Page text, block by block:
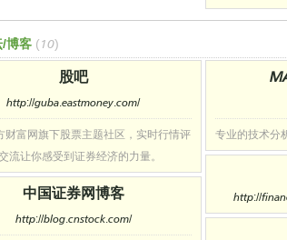
/博客 (10)
股吧
http://guba.eastmoney.com/
财富网旗下股票主题社区，实时行情评
流让你感受到证券经济的力量。
专业的技术分
http://
中国证券网博客
http://blog.cnstock.com/